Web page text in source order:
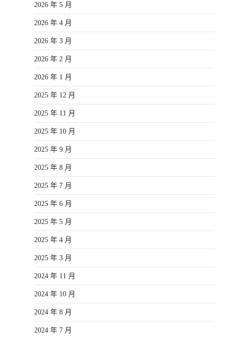
2026 年 5 月
2026 年 4 月
2026 年 3 月
2026 年 2 月
2026 年 1 月
2025 年 12 月
2025 年 11 月
2025 年 10 月
2025 年 9 月
2025 年 8 月
2025 年 7 月
2025 年 6 月
2025 年 5 月
2025 年 4 月
2025 年 3 月
2024 年 11 月
2024 年 10 月
2024 年 8 月
2024 年 7 月